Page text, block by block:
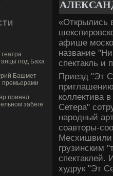
под Баха
Башмет
премьерами
принял
забеге
«Открылись
афише
название
спектакль и
Приезд "Эт
коллектива
Сетера"
народный
соавторы-
Месхишвили
грузинским
спектаклей.
худрук "Эт